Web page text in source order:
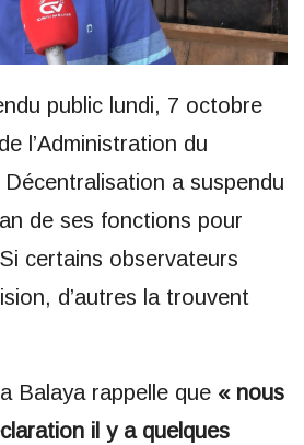
public lundi, 7 octobre
l’Administration du
a suspendu
de ses fonctions pour
certains observateurs
d’autres la trouvent
Balaya rappelle que « nous
il y a quelques